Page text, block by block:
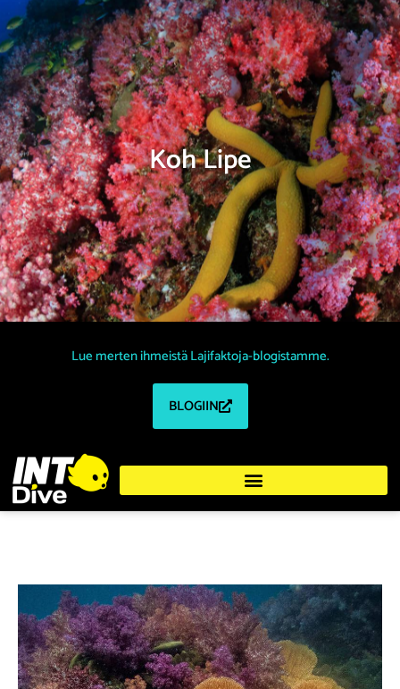
Koh Lipe
Lue merten ihmeistä Lajifaktoja-blogistamme.
BLOGIIN